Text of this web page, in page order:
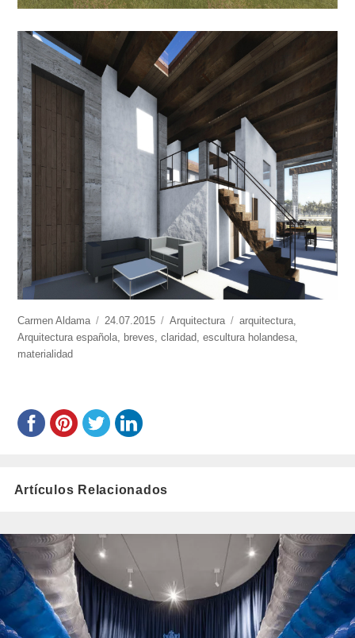
https://www.experimenta.es/author/carmen-
aldama/
Carmen Aldama
Publicado
el
24.07.2015 Categorías
Arquitectura Etiquetas
arquitectura
Arquitectura española
breves ,claridad ,escultura holandesa
materialidad
Artículos Relacionados